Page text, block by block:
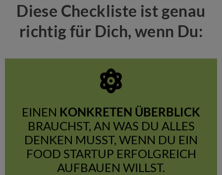
Diese Checkliste ist genau
richtig für Dich, wenn Du:
EINEN KONKRETEN ÜBERBLICK
BRAUCHST, AN WAS DU ALLES
DENKEN MUSST, WENN DU EIN
FOOD STARTUP ERFOLGREICH
AUFBAUEN WILLST.